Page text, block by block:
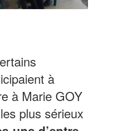
à
à Marie GOY
plus sérieux